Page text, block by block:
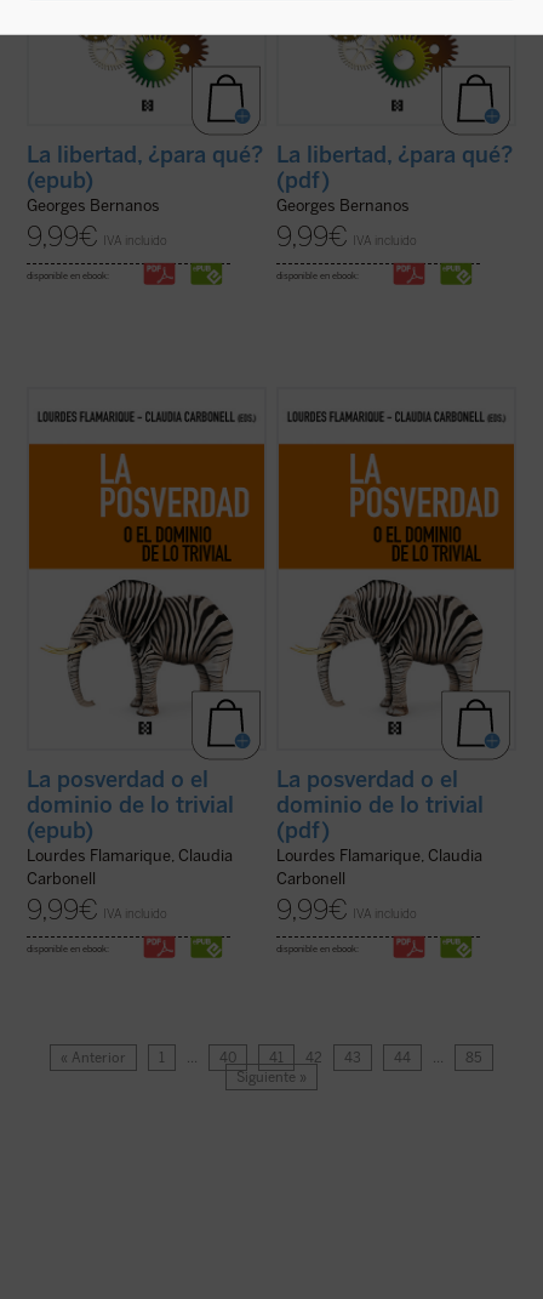
La libertad, ¿para qué?
(epub)
Georges Bernanos
9,99€ IVA incluido
disponible en ebook:
La libertad, ¿para qué?
(pdf)
Georges Bernanos
9,99€ IVA incluido
disponible en ebook:
surgido con fuerza, aunque con un toque de
contemporáneo y en el agitado mundo de
los medios de comunicación social. Si los
debates actuales, enseñan que no convenía
La posverdad o el
dominio de lo trivial
(epub)
Lourdes Flamarique, Claudia
Carbonell
9,99€ IVA incluido
disponible en ebook:
surgido con fuerza, aunque con un toque de
contemporáneo y en el agitado mundo de
los medios de comunicación social. Si los
debates actuales, enseñan que no convenía
La posverdad o el
dominio de lo trivial
(pdf)
Lourdes Flamarique, Claudia
Carbonell
9,99€ IVA incluido
disponible en ebook:
« Anterior 1 … 40 41 42 43 44 …
85
Siguiente »